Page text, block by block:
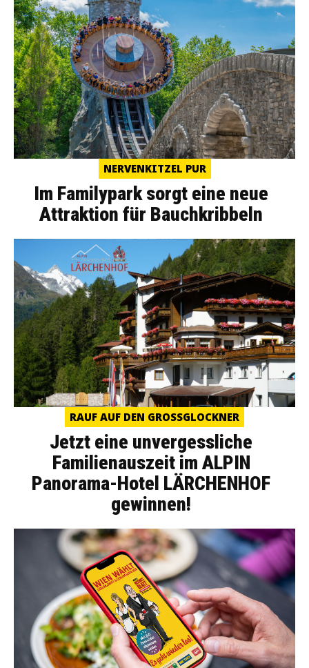
NERVENKITZEL PUR
Im Familypark sorgt eine neue
Attraktion für Bauchkribbeln
RAUF AUF DEN GROSSGLOCKNER
Jetzt eine unvergessliche
Familienauszeit im ALPIN
Panorama-Hotel LÄRCHENHOF
gewinnen!